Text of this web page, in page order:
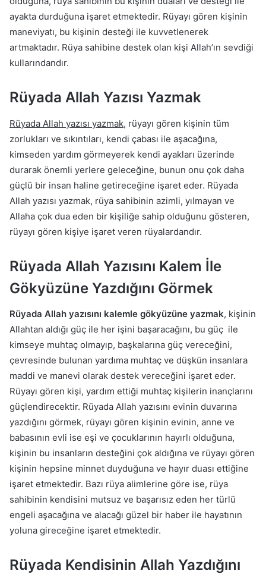
ayakta durduğuna işaret etmektedir. Rüyayı gören kişinin
maneviyatı, bu kişinin desteği ile kuvvetlenerek
artmaktadır. Rüya sahibine destek olan kişi Allah’ın sevdiği
kullarındandır.
Rüyada Allah Yazısı Yazmak
Rüyada Allah yazısı yazmak, rüyayı gören kişinin tüm
zorlukları ve sıkıntıları, kendi çabası ile aşacağına,
kimseden yardım görmeyerek kendi ayakları üzerinde
durarak önemli yerlere geleceğine, bunun onu çok daha
güçlü bir insan haline getireceğine işaret eder. Rüyada
Allah yazısı yazmak, rüya sahibinin azimli, yılmayan ve
Allaha çok dua eden bir kişiliğe sahip olduğunu gösteren,
rüyayı gören kişiye işaret veren rüyalardandır.
Rüyada Allah Yazısını Kalem İle
Gökyüzüne Yazdığını Görmek
Rüyada Allah yazısını kalemle gökyüzüne yazmak, kişinin
Allahtan aldığı güç ile her işini başaracağını, bu güç ile
kimseye muhtaç olmayıp, başkalarına güç vereceğini,
çevresinde bulunan yardıma muhtaç ve düşkün insanlara
maddi ve manevi olarak destek vereceğini işaret eder.
Rüyayı gören kişi, yardım ettiği muhtaç kişilerin inançlarını
güçlendirecektir. Rüyada Allah yazısını evinin duvarına
yazdığını görmek, rüyayı gören kişinin evinin, anne ve
babasının evli ise eşi ve çocuklarının hayırlı olduğuna,
kişinin bu insanların desteğini çok aldığına ve rüyayı gören
kişinin hepsine minnet duyduğuna ve hayır duası ettiğine
işaret etmektedir. Bazı rüya alimlerine göre ise, rüya
sahibinin kendisini mutsuz ve başarısız eden her türlü
engeli aşacağına ve alacağı güzel bir haber ile hayatının
yoluna gireceğine işaret etmektedir.
Rüyada Kendisinin Allah Yazdığını